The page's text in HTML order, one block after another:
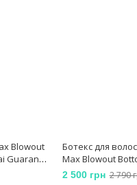
Blowout
Guarana -
для
Ботекс для
Max Blowout
Premium 500 мл
2 500 грн 2 790